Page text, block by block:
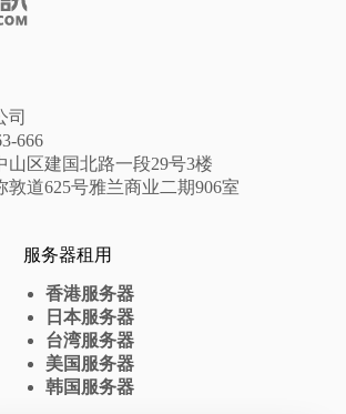
司
666
山区建国北路一段29号3楼
道625号雅兰商业二期906室
服务器租用
香港服务器
日本服务器
台湾服务器
美国服务器
韩国服务器